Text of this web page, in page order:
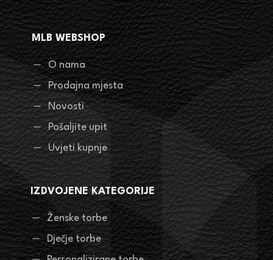
MLB WEBSHOP
O nama
Prodajna mjesta
Novosti
Pošaljite upit
Uvjeti kupnje
IZDVOJENE KATEGORIJE
Ženske torbe
Dječje torbe